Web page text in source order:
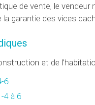
de vente, le vendeur
la garantie des vices
et de
6
4 à 6